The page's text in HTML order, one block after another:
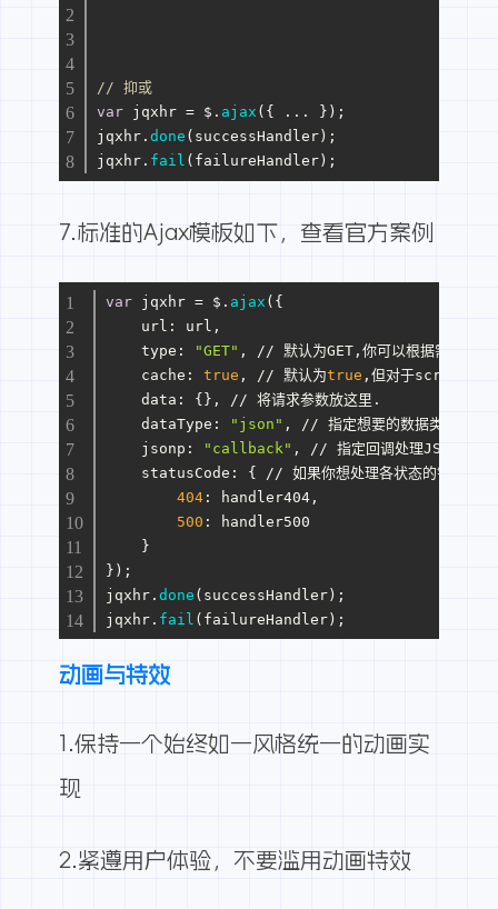
// 抑或
var jqxhr = $. ajax ({ ... });
jqxhr.done (successHandler);
jqxhr. fail (failureHandler);
7.标准的Ajax模板如下， 查看官方案例
var jqxhr = $. ajax ({
url : url,
type : "GET" , // 默认为GET,你可以根据需要更改
cache : true , // 默认为true ,但对于
data : {}, // 将请求参数放这里.
dataType : "json" , // 指定想要的数据类型
jsonp : "callback" , // 指定回调处理JSONP类型
statusCode : { // 如果你想处理各状态的错误的话
404 : handler404,
500 : handler500
    }
});
jqxhr.done (successHandler);
jqxhr. fail (failureHandler);
动画与特效
1.保持一个始终如一风格统一的动画实
现
2.紧遵用户体验，不要滥用动画特效